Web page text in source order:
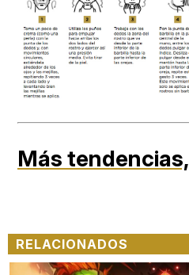
Más tendencias,
RELACIONADOS